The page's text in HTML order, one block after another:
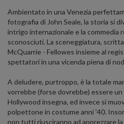
Ambientato in una Venezia
fotografia di John Seale, la storia si
intrigo internazionale e la commedia
sconosciuti. La sceneggiatura,
McQuarrie - Fellowes insieme al
spettatori in una vicenda piena di
A deludere, purtroppo, è la totale
vorrebbe (forse dovrebbe) essere
Hollywood insegna, ed invece si
polpettone in costume anni '40.
non tutti riusciranno ad apprezzare